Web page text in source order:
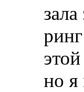
но я